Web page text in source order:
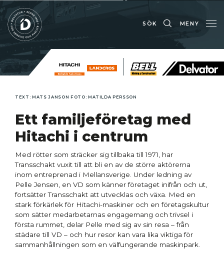
SÖK MENY
TEXT: MATS JANSON FOTO: MATILDA PERSSON
Ett familjeföretag med
Hitachi i centrum
Med rötter som sträcker sig tillbaka till 1971, har
Transschakt vuxit till att bli en av de större aktörerna
inom entreprenad i Mellansverige. Under ledning av
Pelle Jensen, en VD som känner företaget inifrån och ut,
fortsätter Transschakt att utvecklas och växa. Med en
stark förkärlek för Hitachi-maskiner och en företagskultur
som sätter medarbetarnas engagemang och trivsel i
första rummet, delar Pelle med sig av sin resa – från
städare till VD – och hur resor kan vara lika viktiga för
sammanhållningen som en välfungerande maskinpark.